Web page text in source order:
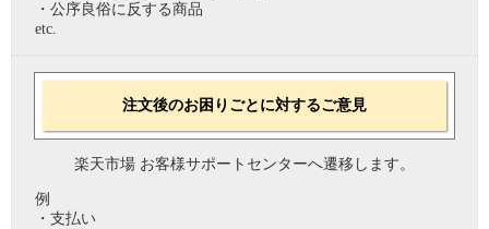
・公序良俗に反する商品
etc.
注文後のお困りごとに対するご意見
楽天市場 お客様サポートセンターへ遷移します。
例
・支払い